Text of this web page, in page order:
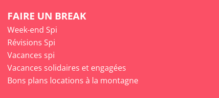
FAIRE UN BREAK
Week-end Spi
Révisions Spi
Vacances spi
Vacances solidaires et engagées
Bons plans locations à la montagne